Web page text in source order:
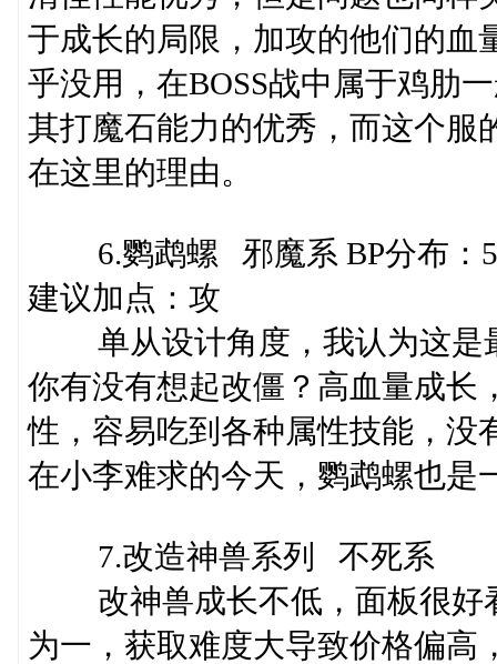
于成长的局限，加攻的他们的血
乎没用，在BOSS战中属于鸡肋
其打魔石能力的优秀，而这个服
在这里的理由。
6.鹦鹉螺 邪魔系 BP分布：
建议加点：攻
单从设计角度，我认为这是最
你有没有想起改僵？高血量成长
性，容易吃到各种属性技能，没
在小李难求的今天，鹦鹉螺也是
7.改造神兽系列 不死系
改神兽成长不低，面板很好
为一，获取难度大导致价格偏高